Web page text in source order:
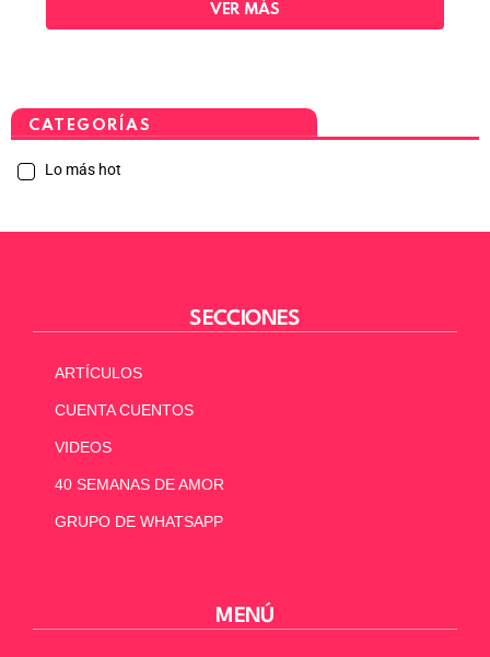
VER MÁS
CATEGORÍAS
Lo más hot
SECCIONES
ARTÍCULOS
CUENTA CUENTOS
VIDEOS
40 SEMANAS DE AMOR
GRUPO DE WHATSAPP
MENÚ